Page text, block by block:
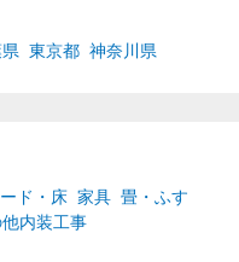
東京都 神奈川県
ド・床 家具 畳・ふす
内装工事